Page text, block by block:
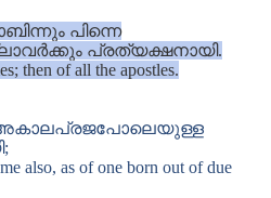
പിന്നെ
പ്രത്യക്ഷനായി.
then of all the apostles.
also, as of one born out of due